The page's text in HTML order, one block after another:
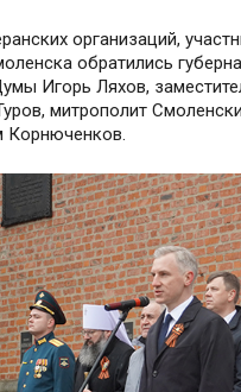
организаций,
обратились
Игорь Ляхов,
митрополит
Корнюченков.